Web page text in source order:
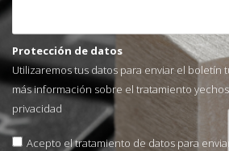
Protección de datos
Utilizaremos tus datos para enviar el boletín
más información sobre el tratamiento
privacidad
Acepto el tratamiento de datos para